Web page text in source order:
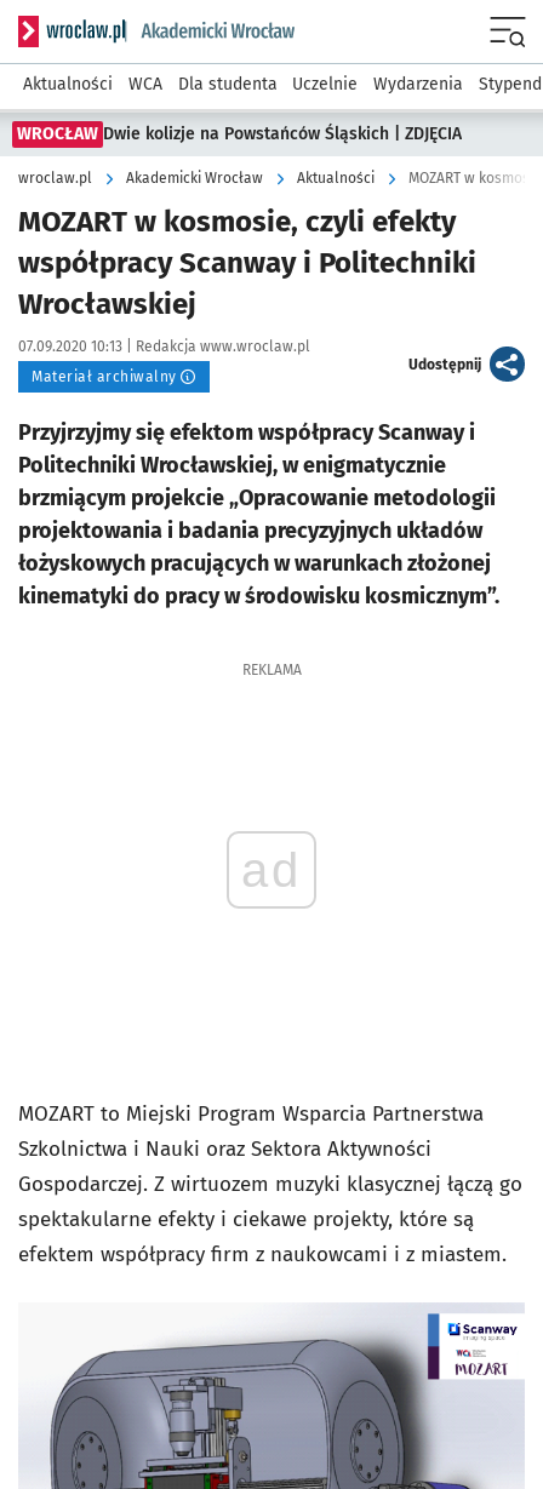
Serwis informacyjny wroclaw.pl podserwis: Akademicki
Aktualności WCA Dla studenta Uczelnie Wydarzenia
WROCŁAW Dwie kolizje na Powstańców Śląskich | ZDJĘCIA
wroclaw.pl Akademicki Wrocław Aktualności MOZART w
MOZART w kosmosie, czyli efekty
współpracy Scanway i Politechniki
Wrocławskiej
Data publikacji:
07.09.2020 10:13 | Autor:
Redakcja www.wroclaw.pl
Materiał archiwalny
Udostępnijartykuł
Przyjrzyjmy się efektom współpracy Scanway i
Politechniki Wrocławskiej, w enigmatycznie
brzmiącym projekcie „Opracowanie metodologii
projektowania i badania precyzyjnych układów
łożyskowych pracujących w warunkach złożonej
kinematyki do pracy w środowisku kosmicznym”.
REKLAMA
ad
MOZART to Miejski Program Wsparcia Partnerstwa
Szkolnictwa i Nauki oraz Sektora Aktywności
Gospodarczej. Z wirtuozem muzyki klasycznej łączą go
spektakularne efekty i ciekawe projekty, które są
efektem współpracy firm z naukowcami i z miastem.